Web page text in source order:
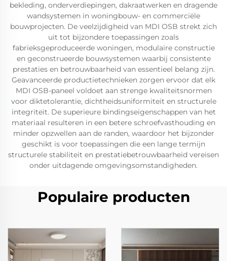
bekleding, onderverdiepingen, dakraatwerken en dragende
wandsystemen in woningbouw- en commerciële
bouwprojecten. De veelzijdigheid van MDI OSB strekt zich
uit tot bijzondere toepassingen zoals
fabrieksgeproduceerde woningen, modulaire constructie
en geconstrueerde bouwsystemen waarbij consistente
prestaties en betrouwbaarheid van essentieel belang zijn.
Geavanceerde productietechnieken zorgen ervoor dat elk
MDI OSB-paneel voldoet aan strenge kwaliteitsnormen
voor diktetolerantie, dichtheidsuniformiteit en structurele
integriteit. De superieure bindingseigenschappen van het
materiaal resulteren in een betere schroefvasthouding en
minder opzwellen aan de randen, waardoor het bijzonder
geschikt is voor toepassingen die een lange termijn
structurele stabiliteit en prestatiebetrouwbaarheid vereisen
onder uitdagende omgevingsomstandigheden.
Populaire producten